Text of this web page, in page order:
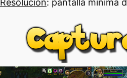
Resolución: pantalla mínima